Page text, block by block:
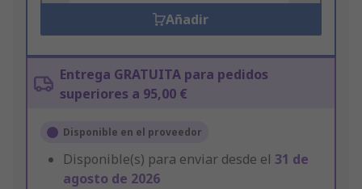
Añadir
Entrega GRATUITA para pedidos
superiores a 95,00 €
Disponible en el proveedor
Disponible(s) para enviar desde el 31 de
agosto de 2026